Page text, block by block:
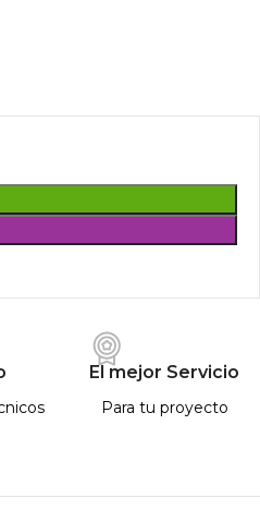
El mejor Servicio
Para tu proyecto